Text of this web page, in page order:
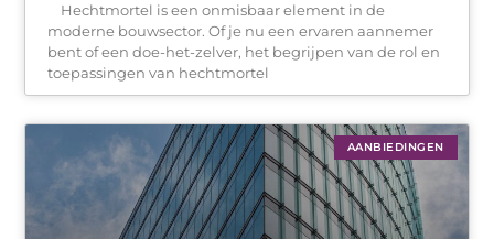
Hechtmortel is een onmisbaar element in de
moderne bouwsector. Of je nu een ervaren aannemer
bent of een doe-het-zelver, het begrijpen van de rol en
toepassingen van hechtmortel
AANBIEDINGEN